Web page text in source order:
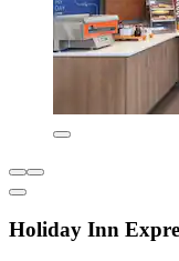
Holiday Inn